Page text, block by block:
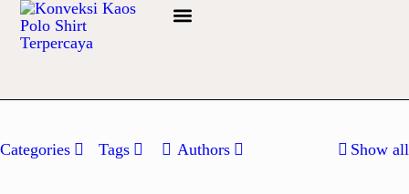
Categories Tags Authors Show all